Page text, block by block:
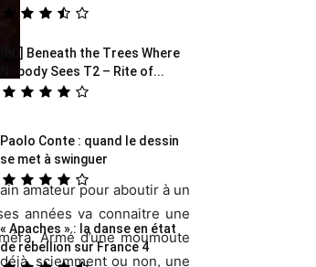
amateur pour aboutir à un
années va connaitre une
Armé d’une moumoute
sciemment ou non, une
[BD] Beneath the Trees Where
Nobody Sees T2 – Rite of...
Paolo Conte : quand le dessin
se met à swinguer
« Apaches » : la danse en état
de rébellion sur France 4